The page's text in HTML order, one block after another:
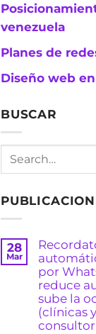
venezuela
Planes de
Diseño web
BUSCAR
28
Mar
por
reduce
sube la
(clínicas y